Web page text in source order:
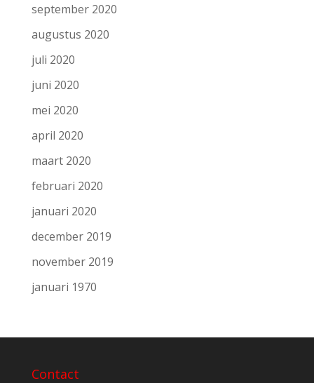
september 2020
augustus 2020
juli 2020
juni 2020
mei 2020
april 2020
maart 2020
februari 2020
januari 2020
december 2019
november 2019
januari 1970
Contact